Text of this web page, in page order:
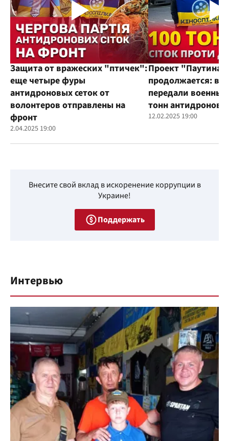
Защита от вражеских "птичек":
еще четыре фуры
антидроновых сеток от
волонтеров отправлены на
фронт
2.04.2025 19:00
Проект "Паутина"
продолжается:
передали
тонн
12.02.2025 19:00
Внесите свой вклад в искоренение коррупции в
Украине!
Поддержать
Интервью